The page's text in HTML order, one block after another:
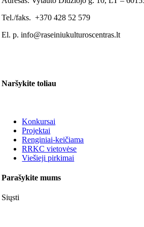
Tel./faks. +370 428 52 579
El. p. info@raseiniukulturoscentras.lt
Naršykite toliau
Konkursai
Projektai
Renginiai-keičiama
RRKC vietovėse
Viešieji pirkimai
Parašykite mums
Siųsti